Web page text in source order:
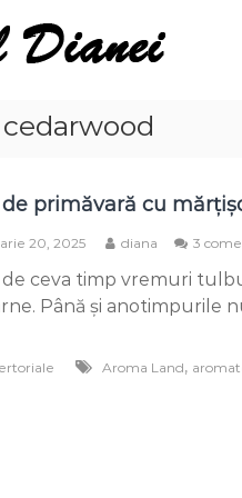
cedarwood
de primăvară cu
20, 2025 diana 3
de ceva timp vremuri
Până și anotimpurile
Aroma Land,